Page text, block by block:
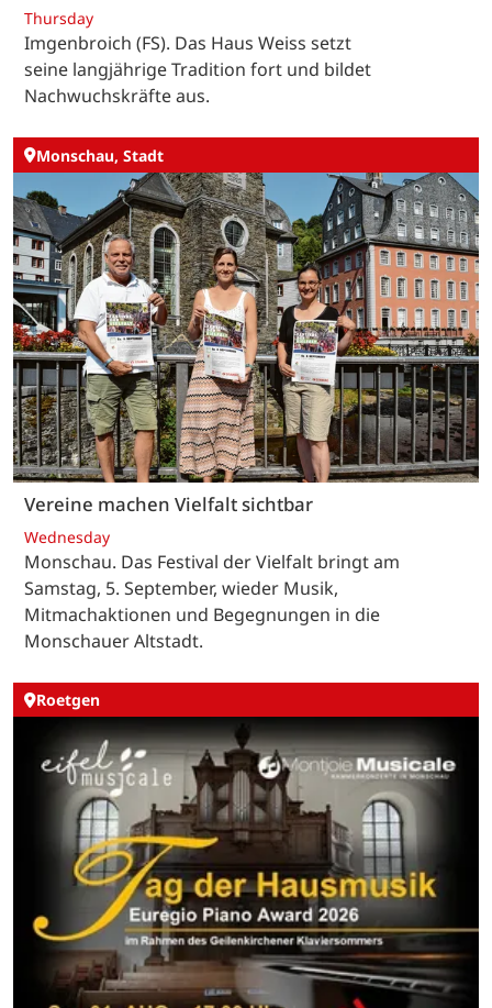
Thursday
Imgenbroich (FS). Das Haus Weiss setzt
seine langjährige Tradition fort und bildet
Nachwuchskräfte aus.
Monschau, Stadt
Vereine machen Vielfalt sichtbar
Wednesday
Monschau. Das Festival der Vielfalt bringt am
Samstag, 5. September, wieder Musik,
Mitmachaktionen und Begegnungen in die
Monschauer Altstadt.
Roetgen